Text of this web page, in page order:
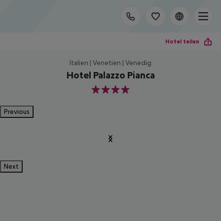
Hotel teilen
Italien | Venetien | Venedig
Hotel Palazzo Pianca
4
Previous
Next